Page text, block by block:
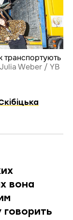
Weber / YB
вона